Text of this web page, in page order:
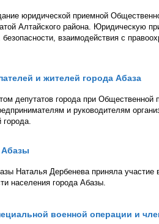
юридической приемной
Алтайского района. Юридическую
взаимодействия с
и жителей города Абаза
депутатов города при Общественной
и руководителям
города.
Абазы
Наталья Дербенева приняла участие
населения города Абазы.
военной операции и